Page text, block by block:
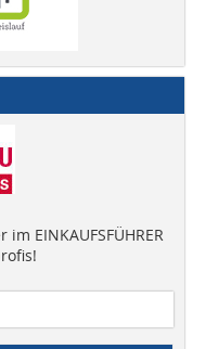
EINKAUFSFÜHRER